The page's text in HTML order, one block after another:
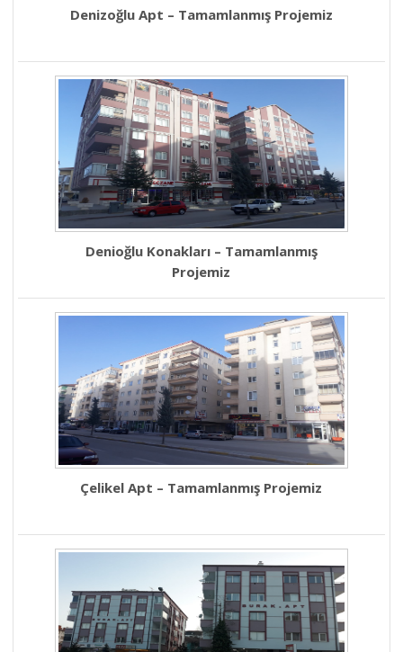
Denizoğlu Apt – Tamamlanmış Projemiz
Denioğlu Konakları – Tamamlanmış
Projemiz
Çelikel Apt – Tamamlanmış Projemiz